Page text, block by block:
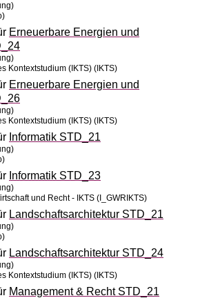
Erneuerbare Energien und
Kontextstudium (IKTS) (IKTS)
Erneuerbare Energien und
Kontextstudium (IKTS) (IKTS)
Informatik STD_21
Informatik STD_23
und Recht - IKTS (I_GWRIKTS)
Landschaftsarchitektur STD_21
Landschaftsarchitektur STD_24
Kontextstudium (IKTS) (IKTS)
Management & Recht STD_21